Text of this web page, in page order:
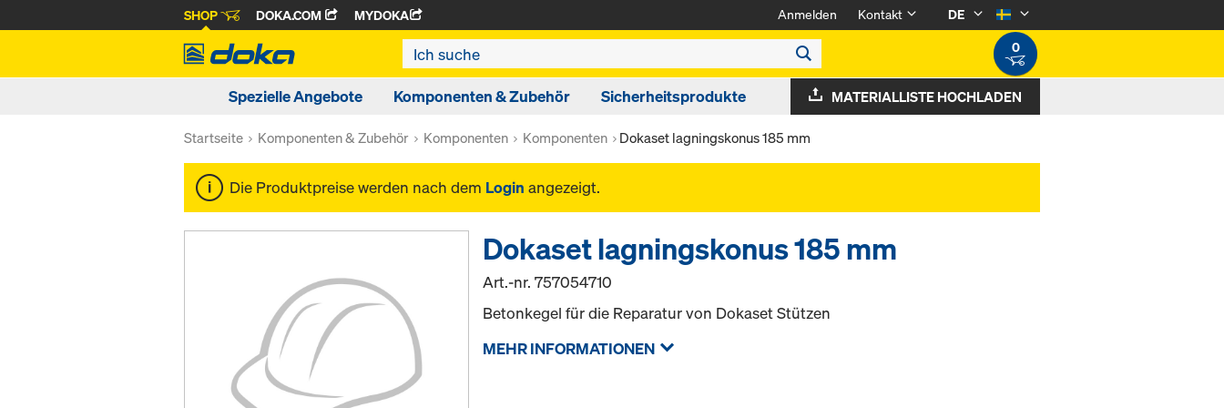
SHOP DOKA.COM MYDOKA Anmelden Kontakt
DE
0
Spezielle Angebote Komponenten & Zubehör Sicherheitsprodukte MATERIALLISTE HOCHLADEN
Startseite Komponenten & Zubehör Komponenten Komponenten Dokaset lagningskonus 185 mm
Die Produktpreise werden nach dem Login angezeigt.
Dokaset lagningskonus 185 mm
Art.-nr.757054710
Betonkegel für die Reparatur von Dokaset Stützen
MEHR INFORMATIONEN